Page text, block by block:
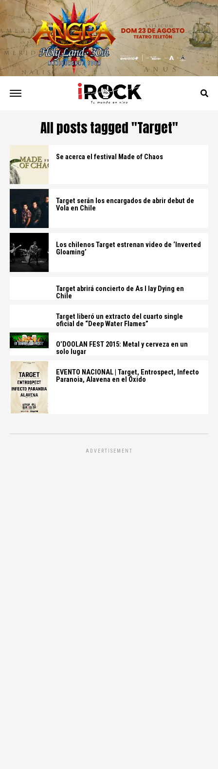
All posts tagged "Target"
Se acerca el festival Made of Chaos
Target serán los encargados de abrir debut de
Vola en Chile
Los chilenos Target estrenan video de ‘Inverted
Gloaming’
Target abrirá concierto de As I lay Dying en
Chile
Target liberó un extracto del cuarto single
oficial de “Deep Water Flames”
O’DOOLAN FEST 2015: Metal y cerveza en un
solo lugar
EVENTO NACIONAL | Target, Entrospect, Infecto
Paranoia, Alavena en el Óxido
ADVERTISEMENT